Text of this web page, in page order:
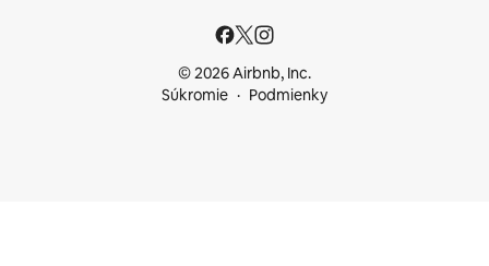
© 2026 Airbnb, Inc.
Súkromie
Podmienky